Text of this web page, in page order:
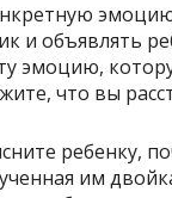
и объявлять
эмоцию,
что вы
ребенку,
им